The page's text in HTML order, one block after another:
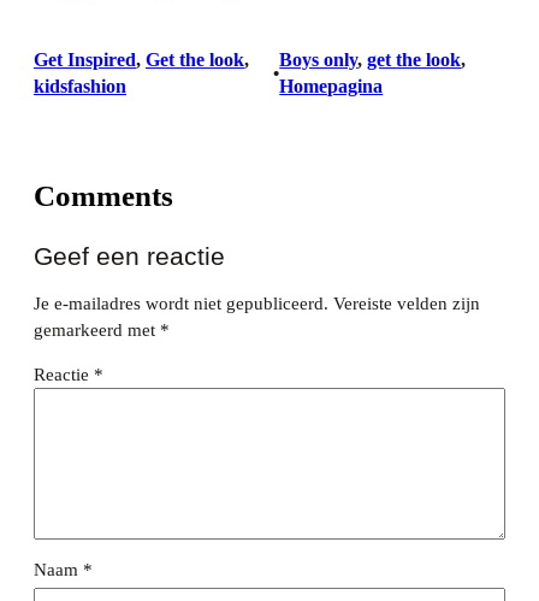
Get Inspired, Get the look
kidsfashion
•
Boys only, get the look
Homepagina
Comments
Geef een reactie
Je e-mailadres wordt niet gepubliceerd. Vereiste velden zijn
gemarkeerd met *
Reactie *
Naam *